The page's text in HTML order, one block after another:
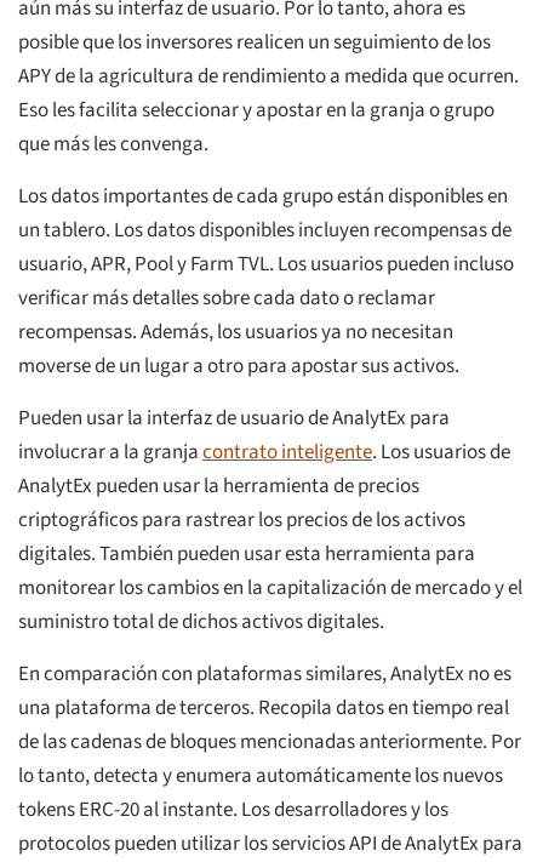
aún más su interfaz de usuario. Por lo tanto, ahora es
posible que los inversores realicen un seguimiento de los
APY de la agricultura de rendimiento a medida que ocurren.
Eso les facilita seleccionar y apostar en la granja o grupo
que más les convenga.
Los datos importantes de cada grupo están disponibles en
un tablero. Los datos disponibles incluyen recompensas de
usuario, APR, Pool y Farm TVL. Los usuarios pueden incluso
verificar más detalles sobre cada dato o reclamar
recompensas. Además, los usuarios ya no necesitan
moverse de un lugar a otro para apostar sus activos.
Pueden usar la interfaz de usuario de AnalytEx para
involucrar a la granjacontrato inteligente. Los usuarios de
AnalytEx pueden usar la herramienta de precios
criptográficos para rastrear los precios de los activos
digitales. También pueden usar esta herramienta para
monitorear los cambios en la capitalización de mercado y el
suministro total de dichos activos digitales.
En comparación con plataformas similares, AnalytEx no es
una plataforma de terceros. Recopila datos en tiempo real
de las cadenas de bloques mencionadas anteriormente. Por
lo tanto, detecta y enumera automáticamente los nuevos
tokens ERC-20 al instante. Los desarrolladores y los
protocolos pueden utilizar los servicios API de AnalytEx para